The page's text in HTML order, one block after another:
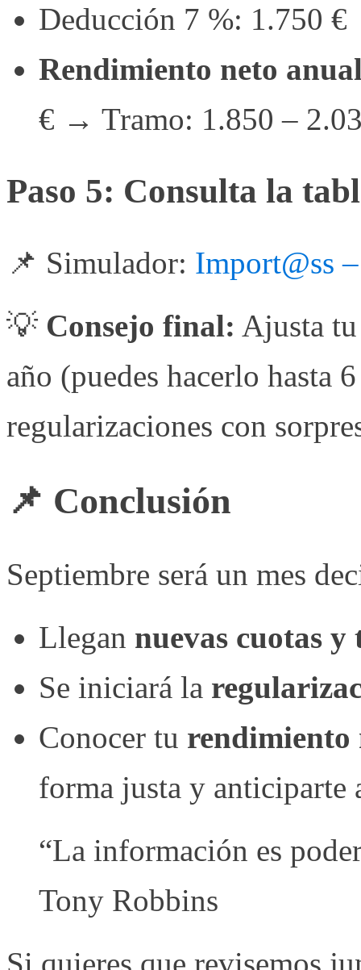
Deducción 7 %: 1.750 €
Rendimiento neto
€ → Tramo: 1.850 –
Paso 5: Consulta la
📌 Simulador: Import@ss
💡 Consejo final: Ajusta
año (puedes hacerlo hasta
regularizaciones con
📌 Conclusión
Septiembre será un mes
Llegan nuevas cuotas y
Se iniciará la
Conocer tu rendimiento
forma justa y anticiparte
“La información es
Tony Robbins